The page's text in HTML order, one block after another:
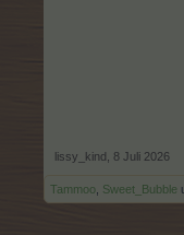
lissy_kind 8 Juli 2026
Tammoo Sweet_Bubble